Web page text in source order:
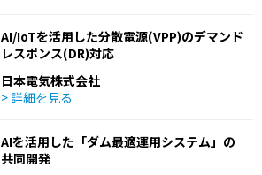
AI/IoTを活用した分散電源(VPP)のデマンド
レスポンス(DR)対応
日本電気株式会社
> 詳細を見る
AIを活用した「ダム最適運用システム」の
共同開発